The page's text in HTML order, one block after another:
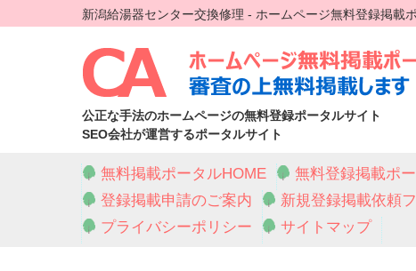
新潟給湯器センター交換修理 - ホームページ無料登録掲載
公正な手法のホームページの無料登録ポータルサイト
SEO会社が運営するポータルサイト
無料掲載ポータルHOME 無料登録掲載ポ
登録掲載申請のご案内
新規登録掲載依頼
プライバシーポリシー
サイトマップ